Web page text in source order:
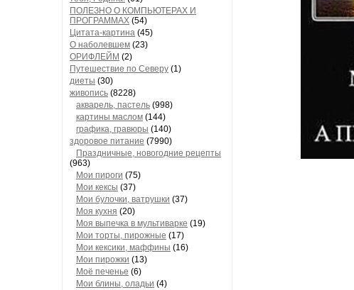
ПОЛЕЗНО О КОМПЬЮТЕРАХ И
ПРОГРАММАХ (54)
Цитата-картина (45)
О наболевшем (23)
ОРИФЛЕЙМ (2)
Путешествие по Северу (1)
диеты (30)
живопись (8228)
акварель, пастель (998)
картины маслом (144)
графика, гравюры (140)
здоровое питание (7990)
Праздничные, новогодние рецепты
(963)
Мои пироги (75)
Мои кексы (37)
Мои булочки, ватрушки (37)
Моя кухня (20)
Моя выпечка в мультиварке (19)
Мои торты, пирожные (17)
Мои кексики, маффины (16)
Мои пирожки (13)
Моё печенье (6)
Мои блины, оладьи (4)